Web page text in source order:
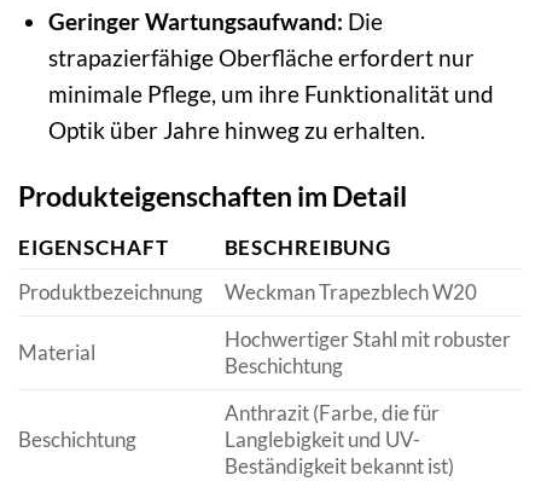
Geringer Wartungsaufwand: Die
strapazierfähige Oberfläche erfordert nur
minimale Pflege, um ihre Funktionalität und
Optik über Jahre hinweg zu erhalten.
Produkteigenschaften im Detail
EIGENSCHAFT
BESCHREIBUNG
Produktbezeichnung
Weckman Trapezblech W20
Material
Hochwertiger Stahl mit robuster
Beschichtung
Beschichtung
Anthrazit (Farbe, die für
Langlebigkeit und UV-
Beständigkeit bekannt ist)